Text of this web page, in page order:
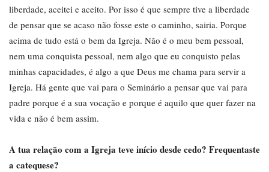
liberdade, aceitei e aceito. Por isso é que sempre tive a liberdade
de pensar que se acaso não fosse este o caminho, sairia. Porque
acima de tudo está o bem da Igreja. Não é o meu bem pessoal,
nem uma conquista pessoal, nem algo que eu conquisto pelas
minhas capacidades, é algo a que Deus me chama para servir a
Igreja. Há gente que vai para o Seminário a pensar que vai para
padre porque é a sua vocação e porque é aquilo que quer fazer na
vida e não é bem assim.
A tua relação com a Igreja teve início desde cedo? Frequentaste
a catequese?